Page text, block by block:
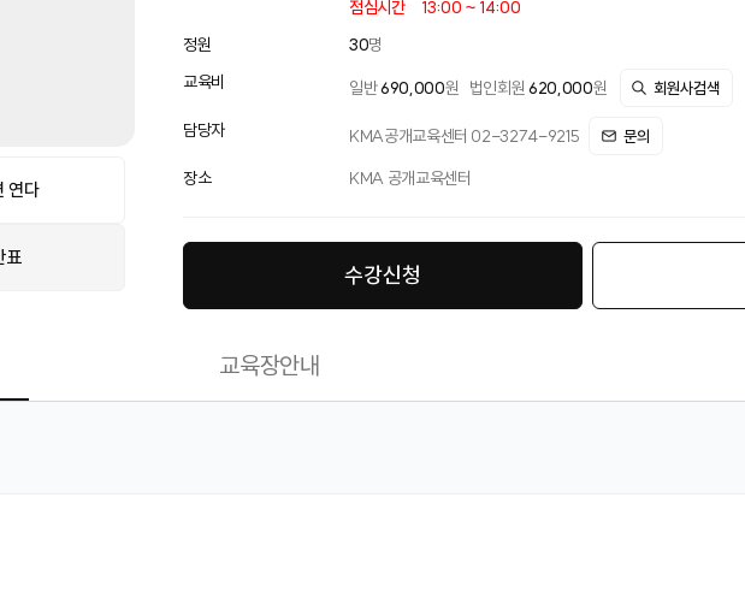
연다
표
점심시간
13:00 ~ 14:00
정원
30명
교육비
일반690,000원 법인회원 620,000원 회원사검색
담당자 KMA공개교육센터 02-3274-9215 문의
장소 KMA 공개교육센터
수강신청
교육장안내